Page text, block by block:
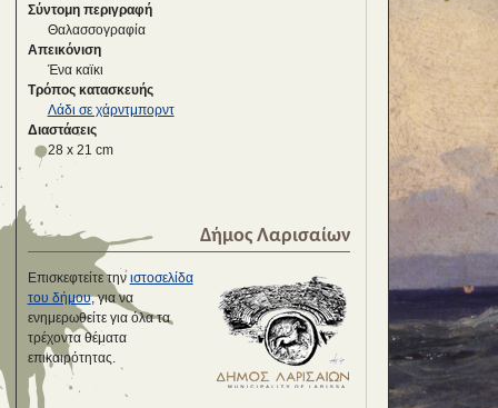
Σύντομη περιγραφή
Θαλασσογραφία
Απεικόνιση
Ένα καϊκι
Τρόπος κατασκευής
Λάδι σε χάρντμπορντ
Διαστάσεις
28 x 21 cm
Δήμος Λαρισαίων
Επισκεφτείτε την ιστοσελίδα
του δήμου, για να
ενημερωθείτε για όλα τα
τρέχοντα θέματα
επικαιρότητας.